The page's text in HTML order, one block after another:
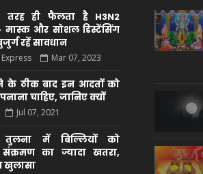
तरह ही फैलता है H3N2
मास्क और सोशल डिस्टेंसिंग
रहें सावधान
Mar 07, 2023
के ठीक बाद इन आदतों को
चाहिए, जानिए क्यों
Jul 07, 2021
तुलना में बिल्लियों को
संक्रमण का ज्यादा खतरा,
खुलासा